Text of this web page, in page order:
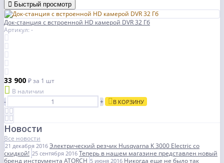
Быстрый просмотр
Док-станция с встроенной HD камерой DVR 32 Гб
Артикул: -
33 900 ₽за 1 шт
В наличии
-
+ В КОРЗИНУ
Новости
Все новости
21 декабря 2016 Электрический резчик Husqvarna K 3000 Electric со
скидкой! 25 сентября 2016 Теперь в нашем магазине представлен новый
бренд инструмента ATORCH 5 июня 2016 Никогда еще не было так